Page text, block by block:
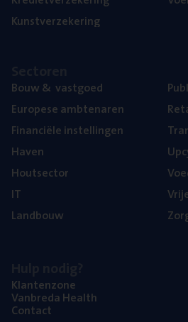
Kunst­ver­ze­ke­ring
Bouw& vastgoed
Euro­pe­se ambtenaren
Finan­ci­ë­le instellingen
Haven
Hout­sec­tor
IT
Land­bouw
Klan­ten­zo­ne
Van­b­re­da Health
Con­tact